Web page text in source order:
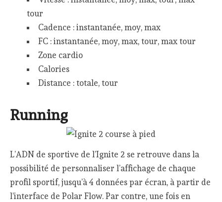
tour
Cadence : instantanée, moy, max
FC : instantanée, moy, max, tour, max tour
Zone cardio
Calories
Distance : totale, tour
Running
L’ADN de sportive de l’Ignite 2 se retrouve dans la
possibilité de personnaliser l’affichage de chaque
profil sportif, jusqu’à 4 données par écran, à partir de
l’interface de Polar Flow. Par contre, une fois en